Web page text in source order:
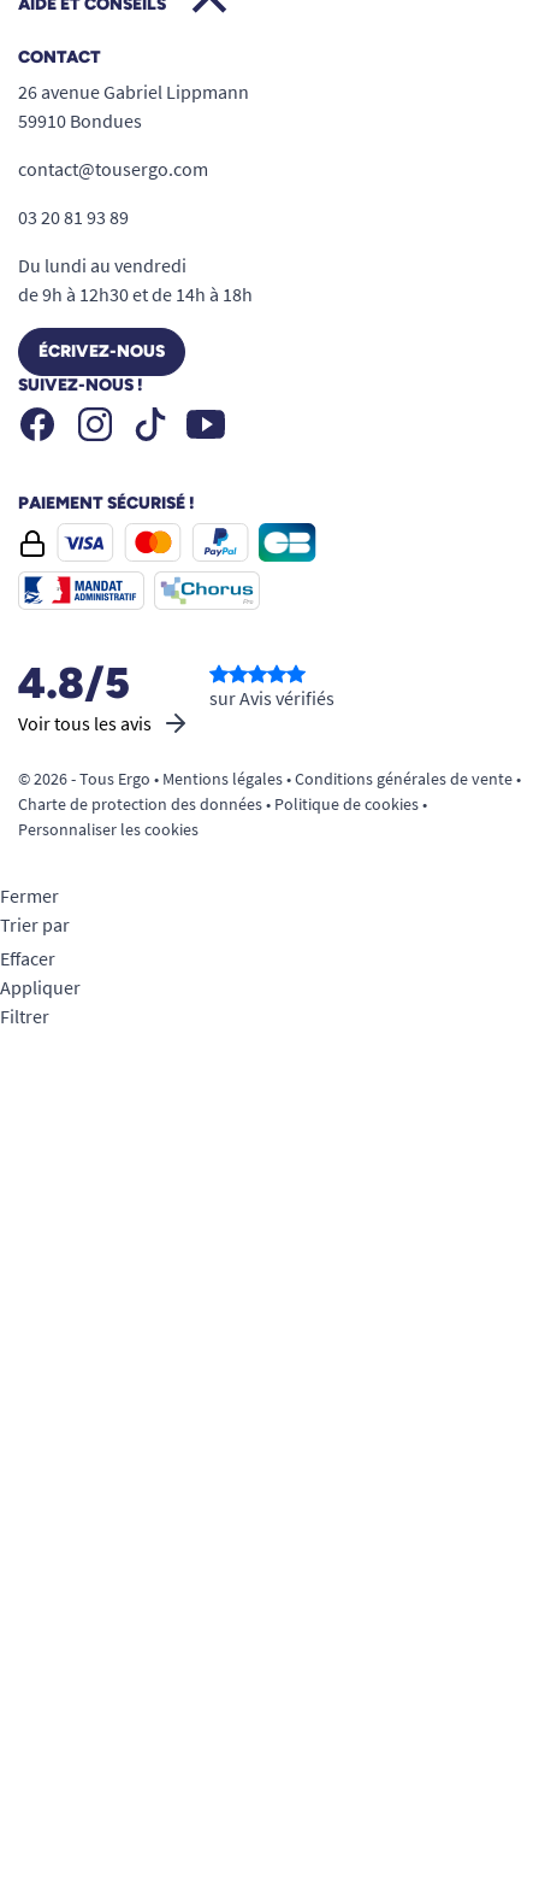
AIDE ET CONSEILS
CONTACT
26 avenue Gabriel Lippmann
59910 Bondues
contact@tousergo.com
03 20 81 93 89
Du lundi au vendredi
de 9h à 12h30 et de 14h à 18h
ÉCRIVEZ-NOUS
SUIVEZ-NOUS !
FacebookInstagramTiktok Youtube
PAIEMENT SÉCURISÉ !
4.8/5
Voir tous les avis
sur Avis vérifiés
© 2026 - Tous Ergo • Mentions légales•Conditions générales de vente•
Charte de protection des données• Politique de cookies•
Personnaliser les cookies
Fermer
Trier par
Effacer
Appliquer
Filtrer